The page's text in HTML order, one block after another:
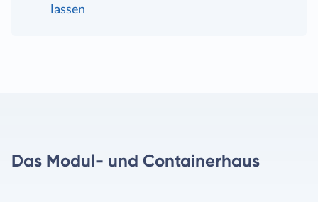
lassen
Das Modul- und Containerhaus